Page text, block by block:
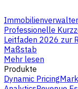
Immobilienverwalter
Professionelle
Leitfaden 2026 zur
Maßstab
Mehr lesen
Produkte
Dynamic Pricing